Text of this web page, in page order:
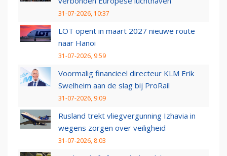
31-07-2026, 10:37
LOT opent in maart 2027 nieuwe route
naar Hanoi
31-07-2026, 9:59
Voormalig financieel directeur KLM Erik
Swelheim aan de slag bij ProRail
31-07-2026, 9:09
Rusland trekt vliegvergunning Izhavia in
wegens zorgen over veiligheid
31-07-2026, 8:03